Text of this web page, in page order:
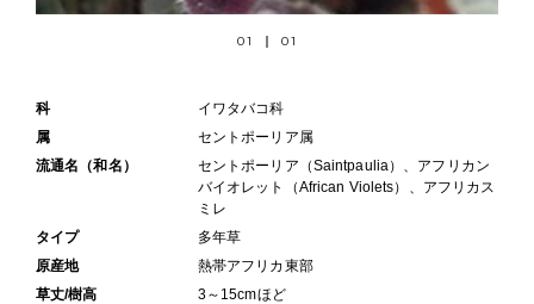
01 01
科
イワタバコ科
属
セントポーリア属
流通名（和名）
セントポーリア（Saintpaulia）、アフリカン
バイオレット（African Violets）、アフリカス
ミレ
タイプ
多年草
原産地
熱帯アフリカ東部
草丈/樹高
3～15cmほど